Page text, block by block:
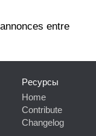
entre
Pесурсы
Home
Contribute
Changelog